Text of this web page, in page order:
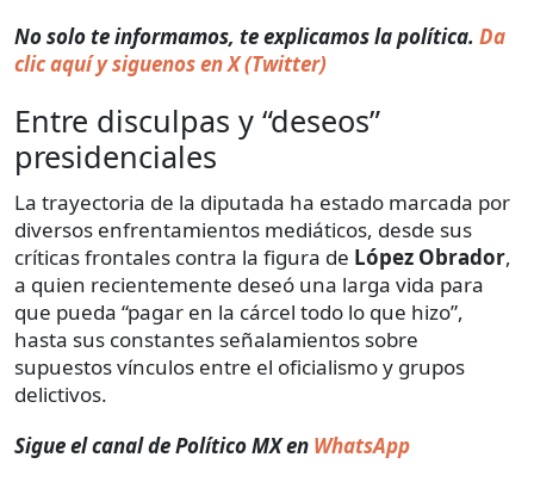
No solo te informamos, te explicamos la política. Da
clic aquí y siguenos en X (Twitter)
Entre disculpas y “deseos”
presidenciales
La trayectoria de la diputada ha estado marcada por
diversos enfrentamientos mediáticos, desde sus
críticas frontales contra la figura de López Obrador,
a quien recientemente deseó una larga vida para
que pueda “pagar en la cárcel todo lo que hizo”,
hasta sus constantes señalamientos sobre
supuestos vínculos entre el oficialismo y grupos
delictivos.
Sigue el canal de Político MX en WhatsApp